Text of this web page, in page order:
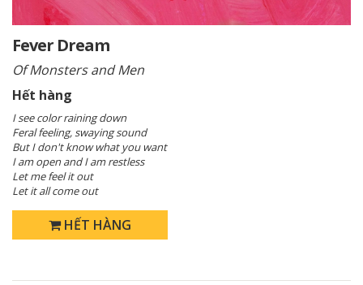
Fever Dream
Of Monsters and Men
Hết hàng
I see color raining down
Feral feeling, swaying sound
But I don't know what you want
I am open and I am restless
Let me feel it out
Let it all come out
HẾT HÀNG